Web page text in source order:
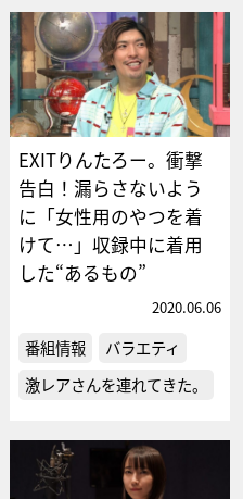
EXITりんたろー。衝撃
告白！漏らさないよう
に「女性用のやつを着
けて…」収録中に着用
した“あるもの”
2020.06.06
番組情報
バラエティ
激レアさんを連れてきた。